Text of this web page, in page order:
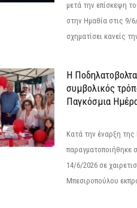
μετά την επίσκεψη
στην Ημαθία στις 9/
σχηματίσει κανείς
Η Ποδηλατοβολτα
συμβολικός
Παγκόσμια
Κατά την έναρξη
παραγματοποιήθηκε
14/6/2026 σε
Μπεσιροπούλου